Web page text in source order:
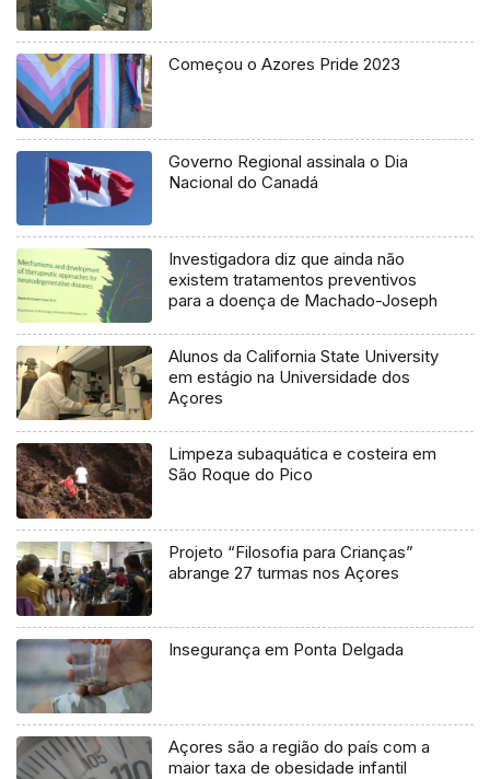
Começou o Azores Pride 2023
Governo Regional assinala o Dia
Nacional do Canadá
Investigadora diz que ainda não
existem tratamentos preventivos
para a doença de Machado-Joseph
Alunos da California State University
em estágio na Universidade dos
Açores
Limpeza subaquática e costeira em
São Roque do Pico
Projeto “Filosofia para Crianças”
abrange 27 turmas nos Açores
Insegurança em Ponta Delgada
Açores são a região do país com a
maior taxa de obesidade infantil